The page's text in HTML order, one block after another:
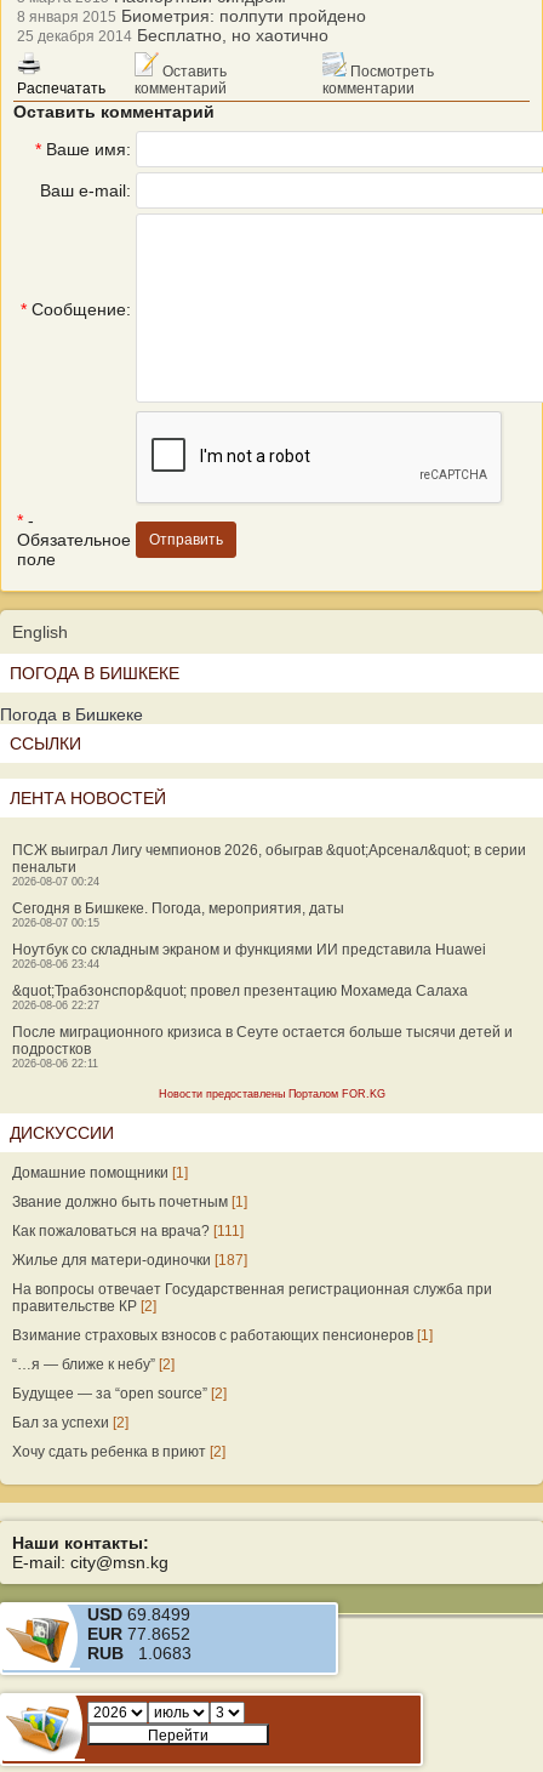
8 января 2015 Биометрия: полпути пройдено
25 декабря 2014 Бесплатно, но хаотично
Распечатать
Оставить
комментарий
Посмотреть
комментарии
Оставить комментарий
* Ваше имя:
Ваш e-mail:
* Сообщение:
* -
Обязательное
поле
English
ПОГОДА В БИШКЕКЕ
Погода в Бишкеке
ССЫЛКИ
ЛЕНТА НОВОСТЕЙ
ПСЖ выиграл Лигу чемпионов 2026, обыграв &quot;Арсенал&quot; в серии
пенальти
2026-08-07 00:24
Сегодня в Бишкеке. Погода, мероприятия, даты
2026-08-07 00:15
Ноутбук со складным экраном и функциями ИИ представила Huawei
2026-08-06 23:44
&quot;Трабзонспор&quot; провел презентацию Мохамеда Салаха
2026-08-06 22:27
После миграционного кризиса в Сеуте остается больше тысячи детей и
подростков
2026-08-06 22:11
Новости предоставлены Порталом FOR.KG
ДИСКУССИИ
Домашние помощники [1]
Звание должно быть почетным [1]
Как пожаловаться на врача? [111]
Жилье для матери-одиночки [187]
На вопросы отвечает Государственная регистрационная служба при
правительстве КР [2]
Взимание страховых взносов с работающих пенсионеров [1]
“…я — ближе к небу” [2]
Будущее — за “open source” [2]
Бал за успехи [2]
Хочу сдать ребенка в приют [2]
Наши контакты:
E-mail: city@msn.kg
USD 69.8499
EUR 77.8652
RUB 1.0683